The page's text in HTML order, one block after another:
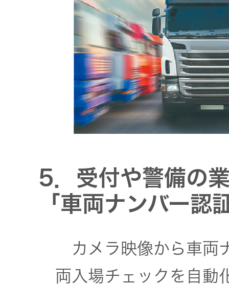
5．受付や警備の
「車両ナンバー認
カメラ映像から車両
両入場チェックを自動